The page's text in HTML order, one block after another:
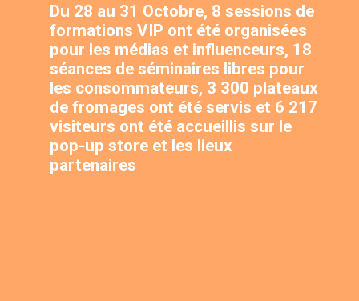
Du 28 au 31 Octobre, 8 sessions de
formations VIP ont été organisées
pour les médias et influenceurs, 18
séances de séminaires libres pour
les consommateurs, 3 300 plateaux
de fromages ont été servis et 6 217
visiteurs ont été accueillis sur le
pop-up store et les lieux
partenaires